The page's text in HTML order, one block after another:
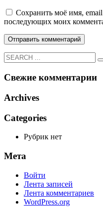
Сохранить моё имя, email
последующих моих
Свежие комментарии
Archives
Categories
Рубрик нет
Мета
Войти
Лента записей
Лента комментариев
WordPress.org